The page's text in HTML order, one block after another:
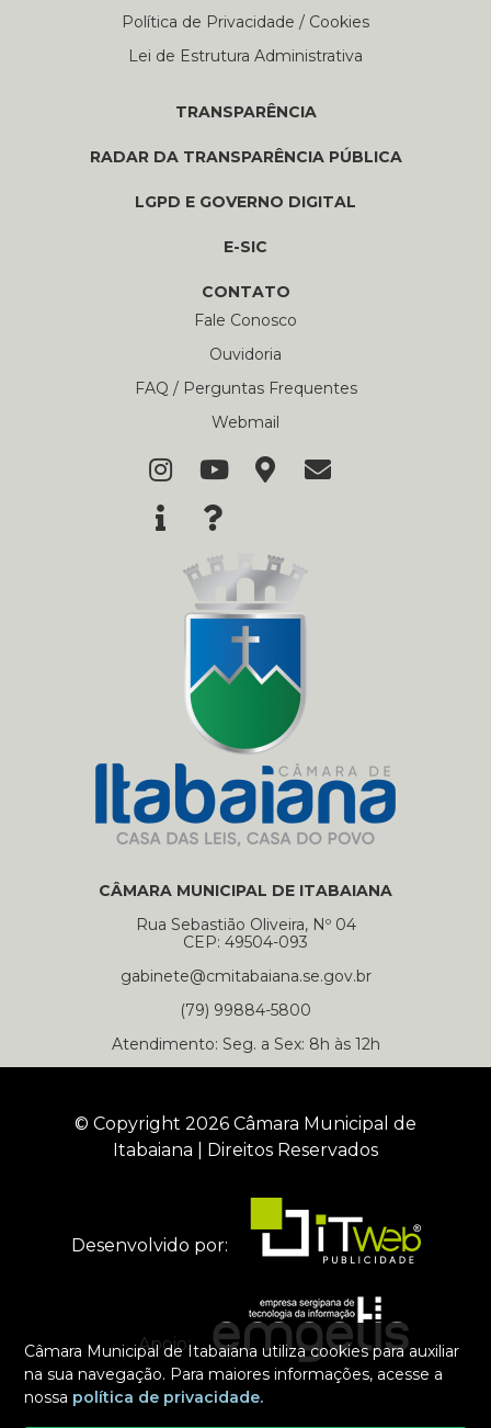
Câmara Municipal de Itabaiana utiliza cookies para auxiliar
na sua navegação. Para maiores informações, acesse a
nossa política de privacidade.
Política de Privacidade / Cookies
Lei de Estrutura Administrativa
TRANSPARÊNCIA
RADAR DA TRANSPARÊNCIA PÚBLICA
LGPD E GOVERNO DIGITAL
E-SIC
CONTATO
Fale Conosco
Ouvidoria
FAQ / Perguntas Frequentes
Webmail
CÂMARA MUNICIPAL DE ITABAIANA
Rua Sebastião Oliveira, Nº 04
CEP: 49504-093
gabinete@cmitabaiana.se.gov.br
(79) 99884-5800
Atendimento: Seg. a Sex: 8h às 12h
© Copyright 2026 Câmara Municipal de
Itabaiana | Direitos Reservados
Desenvolvido por:
Apoio: